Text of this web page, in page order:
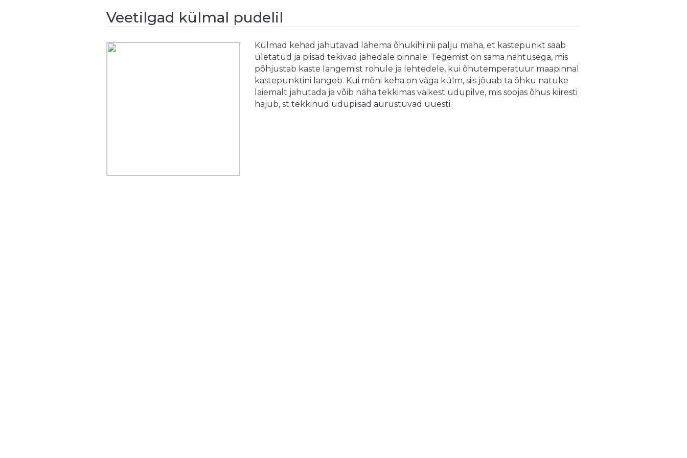
Veetilgad külmal pudelil
Külmad kehad jahutavad lähema õhukihi nii palju maha, et kastepunkt saab
ületatud ja piisad tekivad jahedale pinnale. Tegemist on sama nähtusega, mis
põhjustab kaste langemist rohule ja lehtedele, kui õhutemperatuur maapinnal
kastepunktini langeb. Kui mõni keha on väga külm, siis jõuab ta õhku natuke
laiemalt jahutada ja võib näha tekkimas väikest udupilve, mis soojas õhus kiiresti
hajub, st tekkinud udupiisad aurustuvad uuesti.